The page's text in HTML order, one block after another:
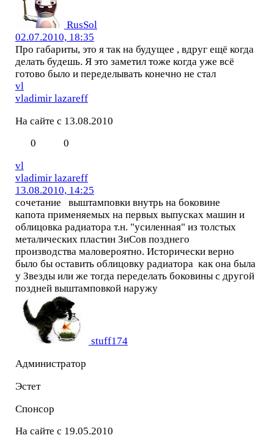
RusSol
02.07.2010, 18:35
Про габариты, это я так на будущее , вдруг ещё когда
делать будешь. Я это заметил тоже когда уже всё
готово было и переделывать конечно не стал
vl
vladimir lazareff
На сайте с 13.08.2010
0
0
vl
vladimir lazareff
13.08.2010, 14:25
сочетание выштамповки внутрь на боковине
капота применяемых на первых выпусках машин и
облицовка радиатора т.н. "усиленная" из толстых
металических пластин ЗиСов позднего
производства маловероятно. Исторически верно
было бы оставить облицовку радиатора как она была
у Звезды или же тогда переделать боковины с другой
поздней выштамповкой наружу
stuff174
Администратор
Эстет
Спонсор
На сайте с 19.05.2010